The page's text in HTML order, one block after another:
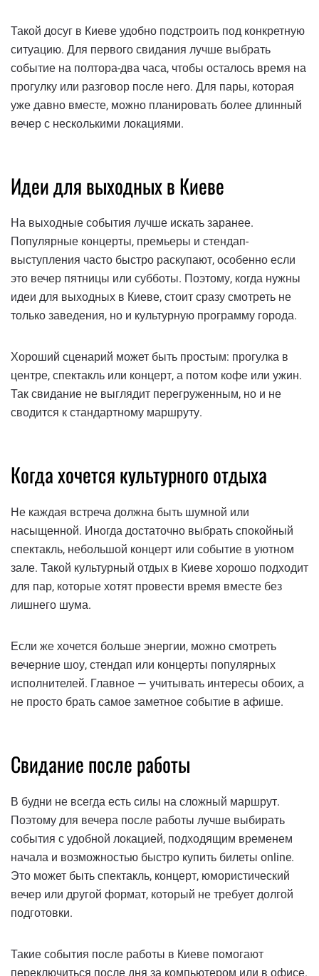
Такой досуг в Киеве удобно подстроить под конкретную
ситуацию. Для первого свидания лучше выбрать
событие на полтора-два часа, чтобы осталось время на
прогулку или разговор после него. Для пары, которая
уже давно вместе, можно планировать более длинный
вечер с несколькими локациями.
Идеи для выходных в Киеве
На выходные события лучше искать заранее.
Популярные концерты, премьеры и стендап-
выступления часто быстро раскупают, особенно если
это вечер пятницы или субботы. Поэтому, когда нужны
идеи для выходных в Киеве, стоит сразу смотреть не
только заведения, но и культурную программу города.
Хороший сценарий может быть простым: прогулка в
центре, спектакль или концерт, а потом кофе или ужин.
Так свидание не выглядит перегруженным, но и не
сводится к стандартному маршруту.
Когда хочется культурного отдыха
Не каждая встреча должна быть шумной или
насыщенной. Иногда достаточно выбрать спокойный
спектакль, небольшой концерт или событие в уютном
зале. Такой культурный отдых в Киеве хорошо подходит
для пар, которые хотят провести время вместе без
лишнего шума.
Если же хочется больше энергии, можно смотреть
вечерние шоу, стендап или концерты популярных
исполнителей. Главное — учитывать интересы обоих, а
не просто брать самое заметное событие в афише.
Свидание после работы
В будни не всегда есть силы на сложный маршрут.
Поэтому для вечера после работы лучше выбирать
события с удобной локацией, подходящим временем
начала и возможностью быстро купить билеты online.
Это может быть спектакль, концерт, юмористический
вечер или другой формат, который не требует долгой
подготовки.
Такие события после работы в Киеве помогают
переключиться после дня за компьютером или в офисе.